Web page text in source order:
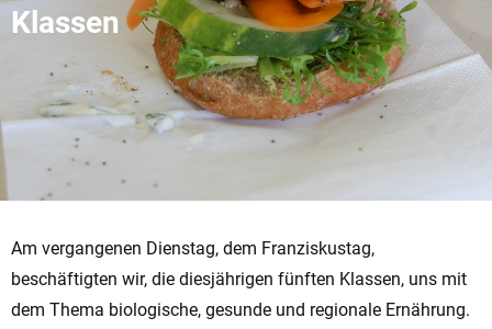
Klassen
Am vergangenen Dienstag, dem Franziskustag,
beschäftigten wir, die diesjährigen fünften Klassen, uns mit
dem Thema biologische, gesunde und regionale Ernährung.